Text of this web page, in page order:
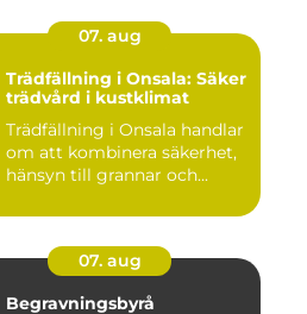
07. aug
Trädfällning i Onsala: Säker
trädvård i kustklimat
Trädfällning i Onsala handlar
om att kombinera säkerhet,
hänsyn till grannar och...
07. aug
Begravningsbyrå